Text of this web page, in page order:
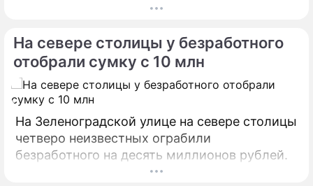
На севере столицы у безработного
отобрали сумку с 10 млн
На Зеленоградской улице на севере столицы
четверо неизвестных ограбили
безработного на десять миллионов рублей.